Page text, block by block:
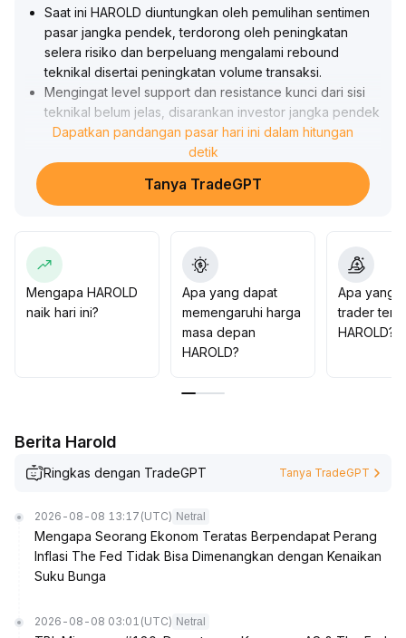
Saat ini HAROLD diuntungkan oleh pemulihan sentimen
pasar jangka pendek, terdorong oleh peningkatan
selera risiko dan berpeluang mengalami rebound
teknikal disertai peningkatan volume transaksi.
Mengingat level support dan resistance kunci dari sisi
teknikal belum jelas, disarankan investor jangka pendek
untuk fokus pada peluang mengikuti pergerakan
setelah breakout di zona volume tinggi, serta
menetapkan stop loss secara ketat untuk
mengantisipasi risiko pembalikan sentimen
mengejar kenaikan secara membabi buta
Dapatkan pandangan pasar hari ini dalam hitungan
detik
Tanya TradeGPT
Mengapa HAROLD
naik hari ini?
Apa yang dapat
memengaruhi harga
masa depan
HAROLD?
Apa yang
trader
HAROLD?
Berita Harold
Ringkas dengan TradeGPT Tanya TradeGPT
2026-08-08 13:17 (UTC) Netral
Mengapa Seorang Ekonom Teratas Berpendapat Perang
Inflasi The Fed Tidak Bisa Dimenangkan dengan Kenaikan
Suku Bunga
2026-08-08 03:01 (UTC) Netral